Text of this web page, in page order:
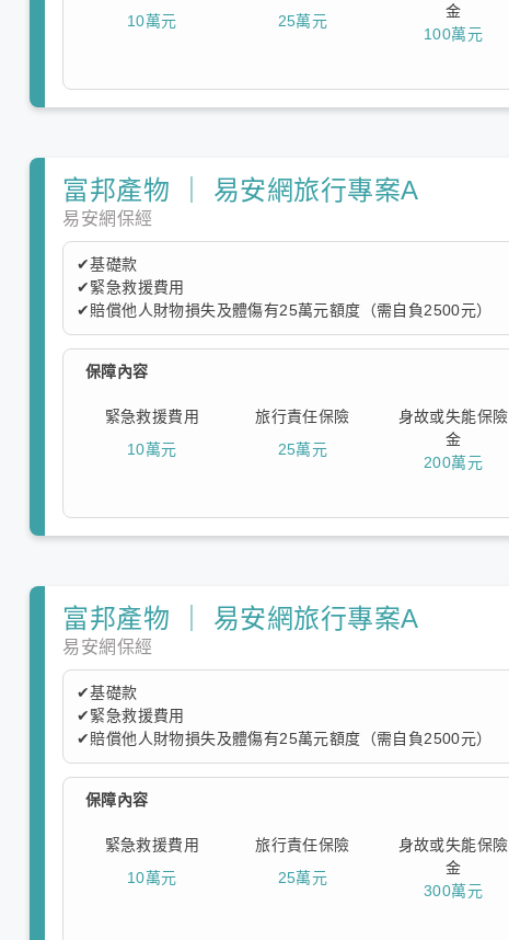
10萬元
25萬元
金
100萬元
富邦產物 ｜ 易安網旅行專案A
易安網保經
✔基礎款
✔緊急救援費用
✔賠償他人財物損失及體傷有25萬元額度（需自負2500元）
度。
保障內容
緊急救援費用
10萬元
旅行責任保險
25萬元
身故或失能保險
金
200萬元
富邦產物 ｜ 易安網旅行專案A
易安網保經
✔基礎款
✔緊急救援費用
✔賠償他人財物損失及體傷有25萬元額度（需自負2500元）
度。
保障內容
緊急救援費用
10萬元
旅行責任保險
25萬元
身故或失能保險
金
300萬元